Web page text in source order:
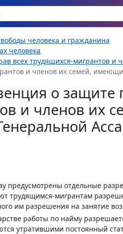
человека и гражданина
человека
всех трудящихся-мигрантов и
и членов их семей,
о защите
и членов их
предусмотрены отдельные
трудящимся-мигрантам
им разрешения на занятие
работы по найму
утратившими постоянный